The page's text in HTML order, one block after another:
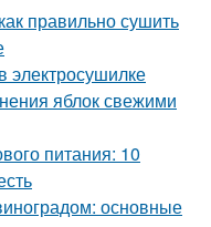
правильно сушить
электросушилке
яблок свежими
питания: 10
основные